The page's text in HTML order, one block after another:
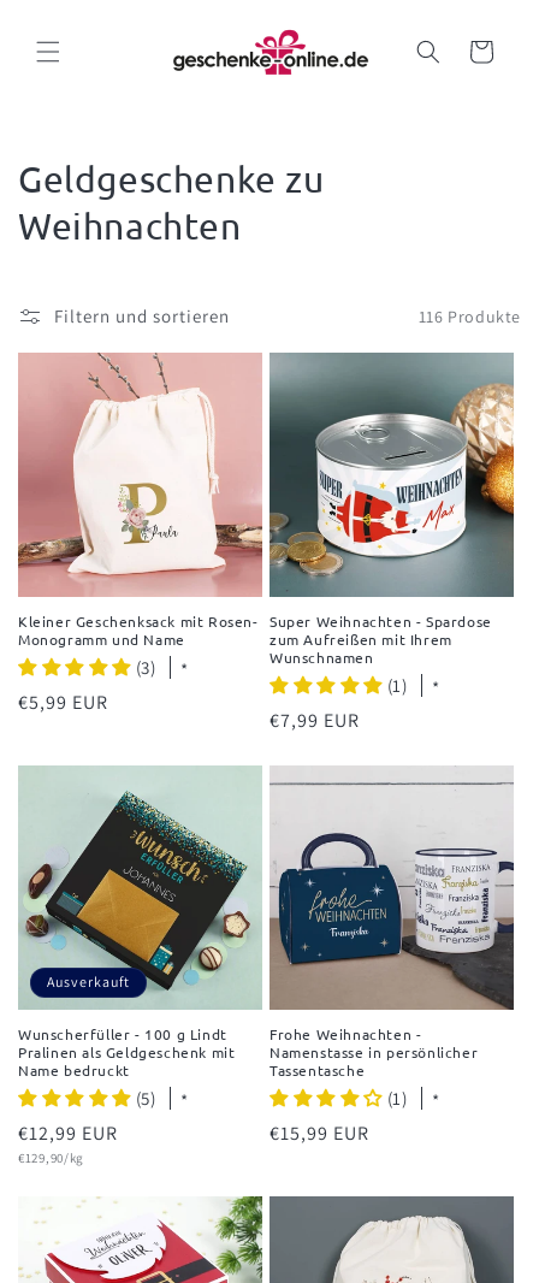
Inhalt
Warenkorb
Geldgeschenke zu
Weihnachten
Filtern und sortieren 116 Produkte
Kleiner Geschenksack mit Rosen-
Monogramm und Name
(3) *
Normaler
€5,99 EUR
Super Weihnachten - Spardose
zum Aufreißen mit Ihrem
Wunschnamen
(1) *
Normaler
€7,99 EUR
Ausverkauft
Wunscherfüller - 100 g Lindt
Pralinen als Geldgeschenk mit
Name bedruckt
(5) *
Normaler
Preis
€12,99 EUR
Grundpreis
€129,90/kg
Frohe Weihnachten -
Namenstasse in persönlicher
Tassentasche
(1) *
Normaler
€15,99 EUR